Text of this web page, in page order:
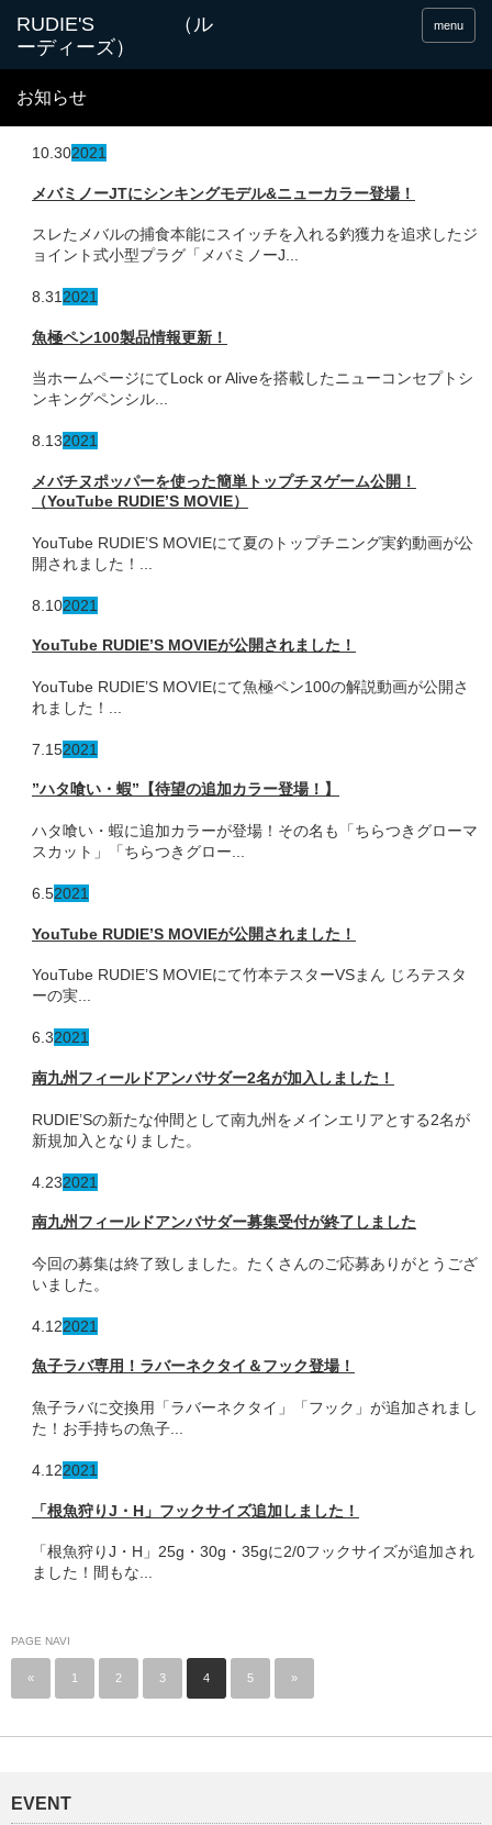
menu
お知らせ
10.302021
メバミノーJTにシンキングモデル&ニューカラー登場！
スレたメバルの捕食本能にスイッチを入れる釣獲力を追求したジ
ョイント式小型プラグ「メバミノーJ...
8.312021
魚極ペン100製品情報更新！
当ホームページにてLock or Aliveを搭載したニューコンセプトシ
ンキングペンシル...
8.132021
メバチヌポッパーを使った簡単トップチヌゲーム公開！
（YouTube RUDIE’S MOVIE）
YouTube RUDIE’S MOVIEにて夏のトップチニング実釣動画が公
開されました！...
8.102021
YouTube RUDIE’S MOVIEが公開されました！
YouTube RUDIE’S MOVIEにて魚極ペン100の解説動画が公開さ
れました！...
7.152021
”ハタ喰い・蝦”【待望の追加カラー登場！】
ハタ喰い・蝦に追加カラーが登場！その名も「ちらつきグローマ
スカット」「ちらつきグロー...
6.52021
YouTube RUDIE’S MOVIEが公開されました！
YouTube RUDIE’S MOVIEにて竹本テスターVSまん じろテスタ
ーの実...
6.32021
南九州フィールドアンバサダー2名が加入しました！
RUDIE’Sの新たな仲間として南九州をメインエリアとする2名が
新規加入となりました。
4.232021
南九州フィールドアンバサダー募集受付が終了しました
今回の募集は終了致しました。たくさんのご応募ありがとうござ
いました。
4.122021
魚子ラバ専用！ラバーネクタイ＆フック登場！
魚子ラバに交換用「ラバーネクタイ」「フック」が追加されまし
た！お手持ちの魚子...
4.122021
「根魚狩りJ・H」フックサイズ追加しました！
「根魚狩りJ・H」25g・30g・35gに2/0フックサイズが追加され
ました！間もな...
PAGE NAVI
« 1 2 3 4 5 »
EVENT